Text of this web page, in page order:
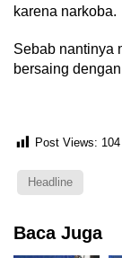
karena narkoba.
Sebab nantinya
bersaing
Post Views: 104
Headline
Baca Juga